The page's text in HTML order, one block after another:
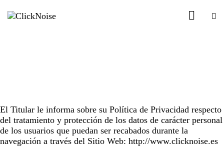
El Titular le informa sobre su Política de Privacidad respecto
del tratamiento y protección de los datos de carácter personal
de los usuarios que puedan ser recabados durante la
navegación a través del Sitio Web: http://www.clicknoise.es